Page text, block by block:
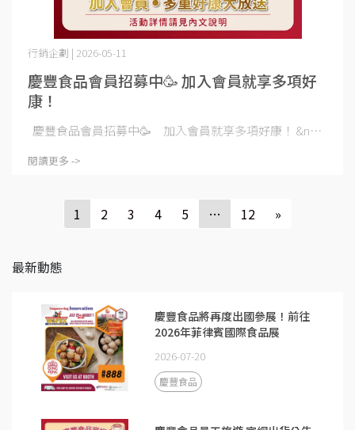
慶豐食品會員招募中🥳 加入會員就享多項好
康！
行銷企劃 | 2026-05-11
慶豐食品會員招募中🥳 加入會員就享多項好康！ &n⋯
閱讀更多 ->
1 2 3 4 5 … 12 »
最新動態
慶豐食品將再度出國參展！前往
2026年菲律賓國際食品展
2026-07-20
慶豐食品